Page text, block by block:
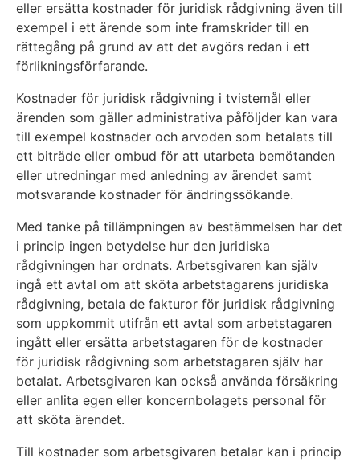
eller ersätta kostnader för juridisk rådgivning även till
exempel i ett ärende som inte framskrider till en
rättegång på grund av att det avgörs redan i ett
förlikningsförfarande.
Kostnader för juridisk rådgivning i tvistemål eller
ärenden som gäller administrativa påföljder kan vara
till exempel kostnader och arvoden som betalats till
ett biträde eller ombud för att utarbeta bemötanden
eller utredningar med anledning av ärendet samt
motsvarande kostnader för ändringssökande.
Med tanke på tillämpningen av bestämmelsen har det
i princip ingen betydelse hur den juridiska
rådgivningen har ordnats. Arbetsgivaren kan själv
ingå ett avtal om att sköta arbetstagarens juridiska
rådgivning, betala de fakturor för juridisk rådgivning
som uppkommit utifrån ett avtal som arbetstagaren
ingått eller ersätta arbetstagaren för de kostnader
för juridisk rådgivning som arbetstagaren själv har
betalat. Arbetsgivaren kan också använda försäkring
eller anlita egen eller koncernbolagets personal för
att sköta ärendet.
Till kostnader som arbetsgivaren betalar kan i princip